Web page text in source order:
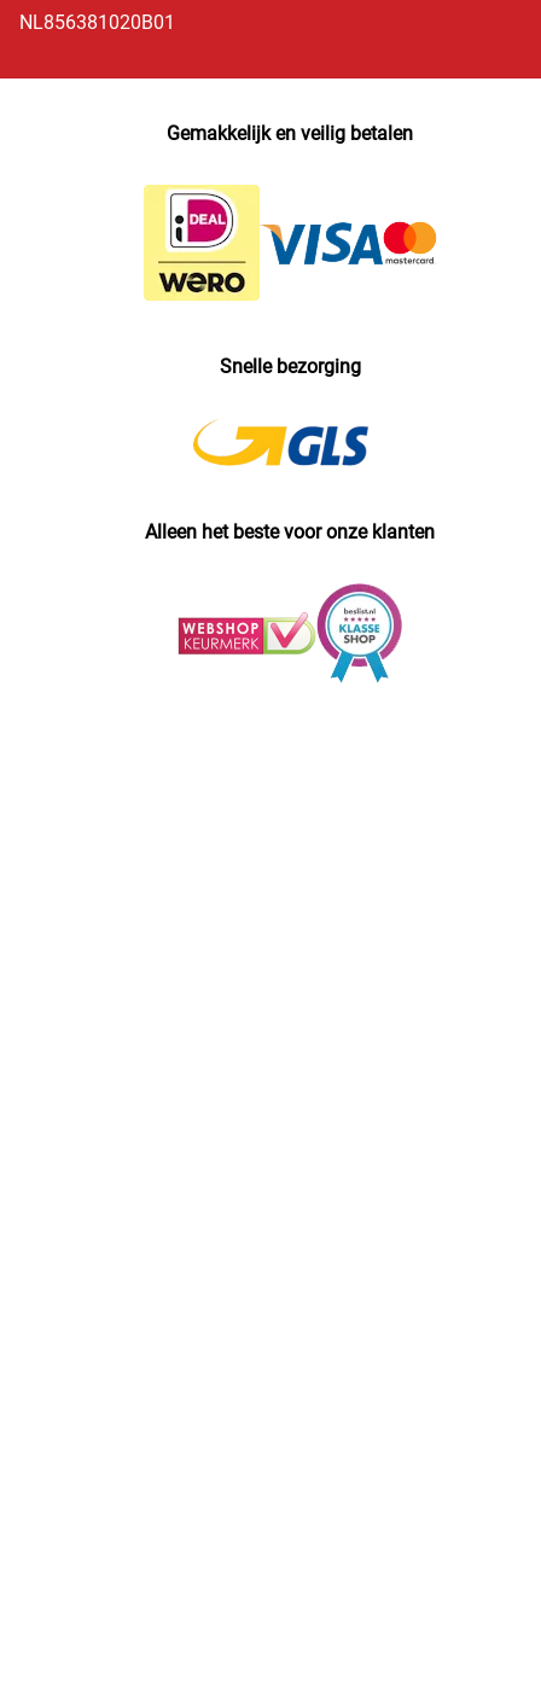
NL856381020B01
Gemakkelijk en veilig betalen
Snelle bezorging
Alleen het beste voor onze klanten